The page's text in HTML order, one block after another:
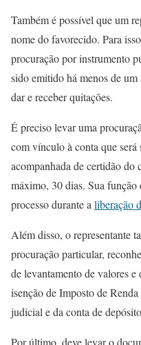
Também é possível que um
nome do favorecido. Para
procuração por instrumento
sido emitido há menos de um
dar e receber quitações.
É preciso levar uma
com vínculo à conta que será
acompanhada de certidão do
máximo, 30 dias. Sua função
processo durante a liberação
Além disso, o representante
procuração particular,
de levantamento de valores
isenção de Imposto de
judicial e da conta de
Por último, deve levar o